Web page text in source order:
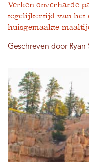
Verken onverharde
tegelijkertijd van het
huisgemaakte
Geschreven door Ryan